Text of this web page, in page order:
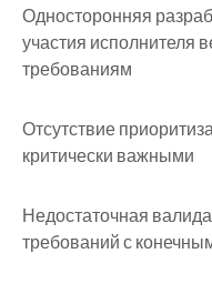
Односторонняя
участия исполнителя
требованиям
Отсутствие
критически важными
Недостаточная
требований с